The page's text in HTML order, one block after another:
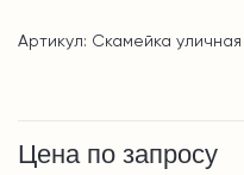
Артикул: Скамейка уличная
Цена по запросу